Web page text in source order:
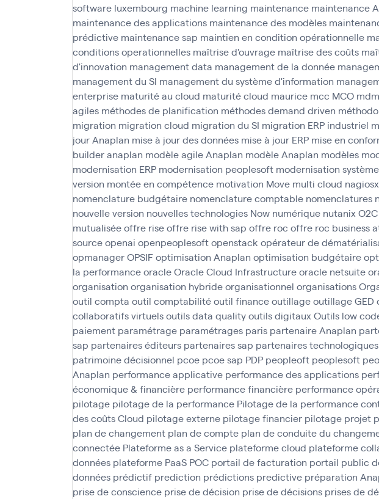
software luxembourg machine learning maintenance maintenance
maintenance des applications maintenance des modèles
prédictive maintenance sap maintien en condition opérationnelle
conditions operationnelles maîtrise d'ouvrage maîtrise des coûts
d'innovation management data management de la donnée
management du SI management du système d'information
enterprise maturité au cloud maturité cloud maurice mcc MCO mdm
agiles méthodes de planification méthodes demand driven
migration migration cloud migration du SI migration ERP industriel
jour Anaplan mise à jour des données mise à jour ERP mise en
builder anaplan modèle agile Anaplan modèle Anaplan modèles
modernisation ERP modernisation peoplesoft modernisation
version montée en compétence motivation Move multi cloud
nomenclature budgétaire nomenclature comptable nomenclatures
nouvelle version nouvelles technologies Now numérique nutanix O2C
mutualiséeoffre riseoffre rise with sap offre roc offre roc business
sourceopenai openpeoplesoftopenstack opérateur de
opmanagerOPSIFoptimisation Anaplan optimisation budgétaire
la performanceoracleOracle Cloud Infrastructureoracle netsuite
organisation organisation hybrideorganisationnel organisations
outil compta outil comptabilitéoutil financeoutillageoutillage GED
collaboratifs virtuelsoutils data qualityoutils digitaux Outils low
paiement paramétrage paramétrages paris partenaire Anaplan
sap partenaires éditeurs partenaires sap partenaires technologiques
patrimoine décisionnel pcoe pcoe sap PDP peopleoft peoplesoft
Anaplan performance applicative performance des applications
économique & financière performance financière performance
pilotage pilotage de la performance Pilotage de la performance
des coûts Cloud pilotage externe pilotage financier pilotage projet
plan de changement plan de compte plan de conduite du
connectée Plateforme as a Service plateforme cloud plateforme
données plateforme PaaS POC portail de facturation portail public
données prédictif prediction prédictions predictive préparation
prise de conscience prise de décision prise de décisions prises de